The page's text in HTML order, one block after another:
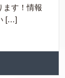
ます！情報
[…]